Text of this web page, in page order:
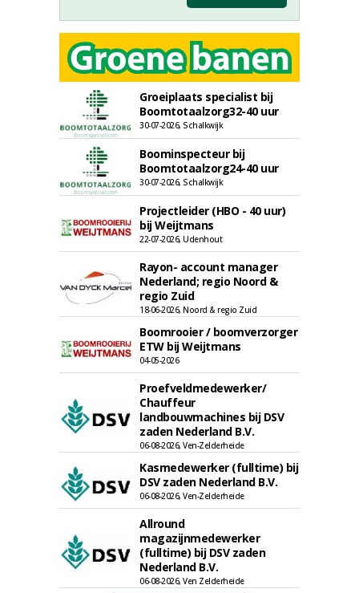
Groeiplaats specialist bij
Boomtotaalzorg32-40 uur
30-07-2026, Schalkwijk
Boominspecteur bij
Boomtotaalzorg24-40 uur
30-07-2026, Schalkwijk
Projectleider (HBO - 40 uur)
bij Weijtmans
22-07-2026, Udenhout
Rayon- account manager
Nederland; regio Noord &
regio Zuid
18-06-2026, Noord & regio Zuid
Boomrooier / boomverzorger
ETW bij Weijtmans
04-05-2026
Proefveldmedewerker/
Chauffeur
landbouwmachines bij DSV
zaden Nederland B.V.
06-08-2026, Ven-Zelderheide
Kasmedewerker (fulltime) bij
DSV zaden Nederland B.V.
06-08-2026, Ven-Zelderheide
Allround
magazijnmedewerker
(fulltime) bij DSV zaden
Nederland B.V.
06-08-2026, Ven Zelderheide